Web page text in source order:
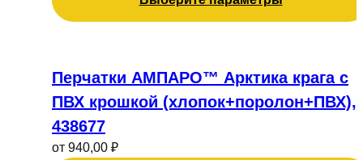
можно
странице
товара.
Перчатки АМПАРО™ Арктика крага с
ПВХ крошкой (хлопок+поролон+ПВХ),
438677
от 940,00 ₽
товар
имеет
несколько
вариаций.
Опции